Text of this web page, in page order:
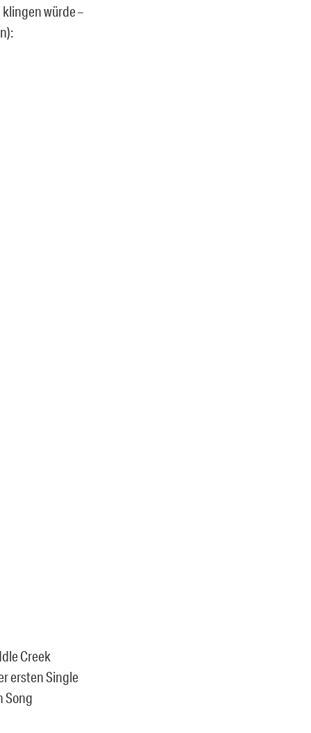
würde –
Creek
ersten Single
Song